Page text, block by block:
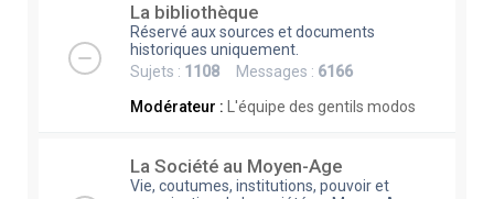
La bibliothèque
Réservé aux sources et documents
historiques uniquement.
Sujets : 1108 Messages : 6166
Modérateur :
L'équipe des gentils modos
La Société au Moyen-Age
Vie, coutumes, institutions, pouvoir et